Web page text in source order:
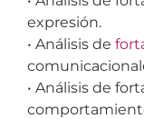
expresión.
• Análisis de
• Análisis de